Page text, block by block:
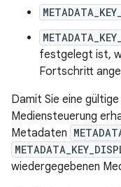
festgelegt ist,
Fortschritt
Damit Sie eine
Mediensteuerung
Metadaten
wiedergegebenen